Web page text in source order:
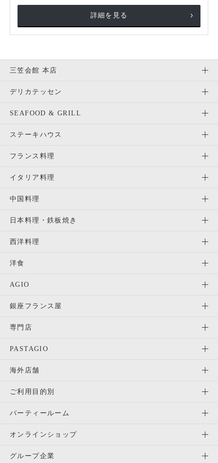
詳細を見る
三笠会館 本店
デリカテッセン
SEAFOOD & GRILL
ステーキハウス
フランス料理
イタリア料理
中国料理
日本料理・鉄板焼き
西洋料理
洋食
AGIO
銀座フランス屋
専門店
PASTAGIO
海外店舗
ご利用目的別
パーティールーム
オンラインショップ
グループ企業